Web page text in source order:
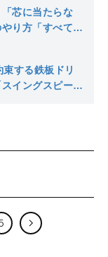
うひとつ気をつ
芯に当たらな
り方「すべては
てらゆー〉
する鉄板ドリ
イングスピー